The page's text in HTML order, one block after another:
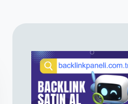
SIDEBAR